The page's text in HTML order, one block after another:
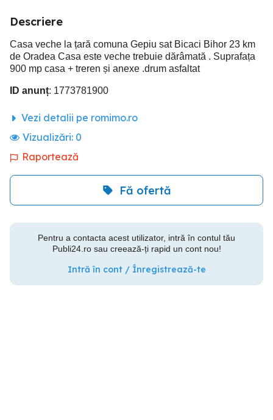
Descriere
Casa veche la țară comuna Gepiu sat Bicaci Bihor 23 km
de Oradea Casa este veche trebuie dărâmată . Suprafața
900 mp casa + treren și anexe .drum asfaltat
ID anunț: 1773781900
Vezi detalii pe romimo.ro
Vizualizări: 0
Raportează
Fă ofertă
Pentru a contacta acest utilizator, intră în contul tău
Publi24.ro sau creează-ți rapid un cont nou!
Intră în cont / Înregistrează-te